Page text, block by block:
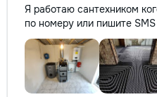
Я работаю сантехником
по номеру или пишите SMS